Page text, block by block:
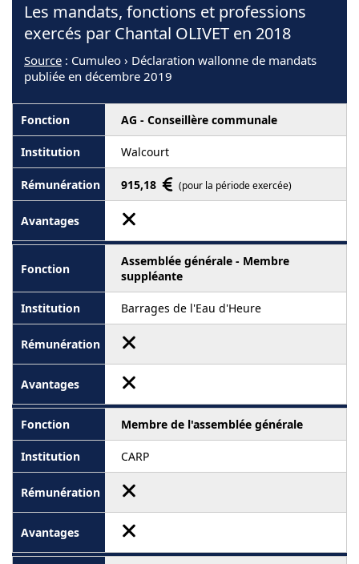
Les mandats, fonctions et professions
exercés par Chantal OLIVET en 2018
Source : Cumuleo › Déclaration wallonne de mandats
publiée en décembre 2019
AG - Conseillère communale
Walcourt
915,18 (pour la période exercée)
Assemblée générale - Membre
suppléante
Barrages de l'Eau d'Heure
Membre de l'assemblée générale
CARP